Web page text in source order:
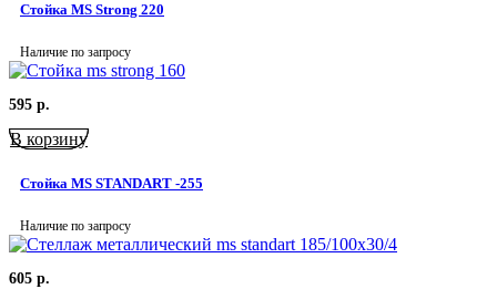
Стойка MS Strong 220
Наличие по запросу
595 р.
В корзину
Стойка MS STANDART -255
Наличие по запросу
605 р.